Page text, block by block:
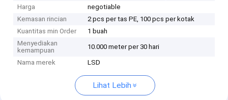
Harga
negotiable
Kemasan rincian
2 pcs per tas PE, 100 pcs per kotak
Kuantitas min Order
1 buah
Menyediakan
kemampuan
10.000 meter per 30 hari
Nama merek LSD
Lihat Lebih